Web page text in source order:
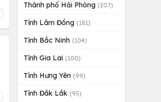
Thành phố Hải Phòng (207)
Tỉnh Lâm Đồng (181)
Tỉnh Bắc Ninh (104)
Tỉnh Gia Lai (100)
Tỉnh Hưng Yên (99)
Tỉnh Đắk Lắk (95)